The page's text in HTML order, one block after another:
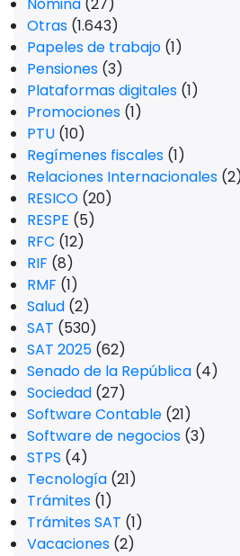
Nómina (27)
Otras (1.643)
Papeles de trabajo (1)
Pensiones (3)
Plataformas digitales (1)
Promociones (1)
PTU (10)
Regímenes fiscales (1)
Relaciones Internacionales
RESICO (20)
RESPE (5)
RFC (12)
RIF (8)
RMF (1)
Salud (2)
SAT (530)
SAT 2025 (62)
Senado de la República (4)
Sociedad (27)
Software Contable (21)
Software de negocios (3)
STPS (4)
Tecnología (21)
Trámites (1)
Trámites SAT (1)
Vacaciones (2)